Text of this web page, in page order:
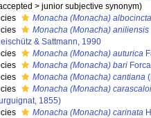
> junior subjective synonym)
Monacha (Monacha) albocincta
Monacha (Monacha) aniliensis
& Sattmann, 1990
Monacha (Monacha) auturica
Monacha (Monacha) bari
Monacha (Monacha) cantiana
Monacha (Monacha)
1855)
Monacha (Monacha) carinata